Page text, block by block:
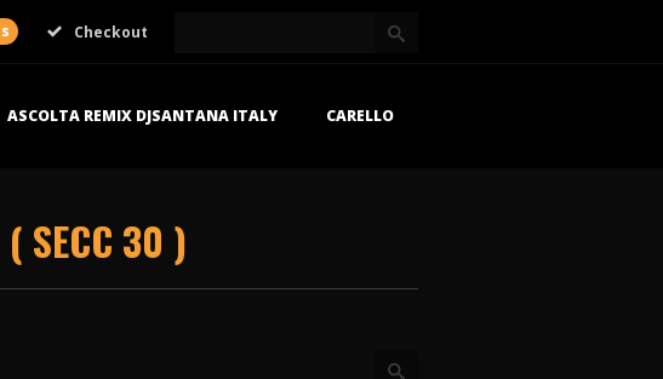
Checkout
ASCOLTA REMIX DJSANTANA ITALY CARELLO
SECC 30 )